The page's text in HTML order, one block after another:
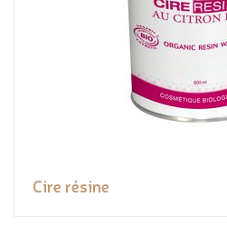
Cire résine